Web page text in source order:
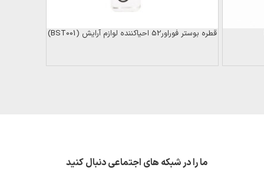
قطره بوستر فوراور52 احیاکننده لوازم آرایش (BST001)
ما را در شبکه های اجتماعی دنبال کنید